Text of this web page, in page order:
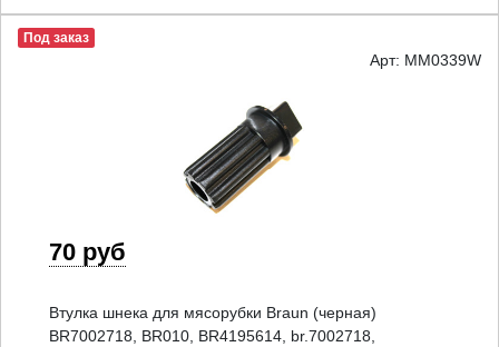
Под заказ
Арт: MM0339W
70 руб
Втулка шнека для мясорубки Braun (черная)
BR7002718, BR010, BR4195614, br.7002718,